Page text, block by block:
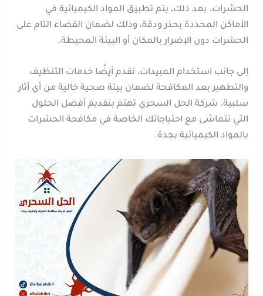
الحشرات. بعد ذلك، يتم تطبيق المواد الكيميائية في
الأماكن المحددة بحذر ودقة، وذلك لضمان القضاء التام على
الحشرات دون الإضرار بالمكان أو البيئة المحيطة.
إلى جانب استخدام المبيدات، نقدم أيضًا خدمات التنظيف
والتطهير بعد المكافحة لضمان بيئة صحية خالية من أي آثار
سلبية. شركة الحل السحري تهتم بتقديم أفضل الحلول
التي تتماشى مع احتياجاتك الخاصة في مكافحة الحشرات
بالمواد الكيميائية بجدة.